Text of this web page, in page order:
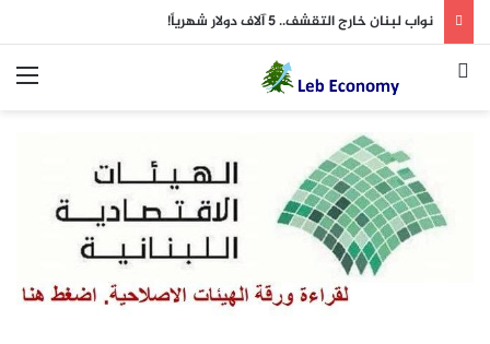
نواب لبنان خارج التقشف.. 5 آلاف دولار شهرياً!
بحث عن